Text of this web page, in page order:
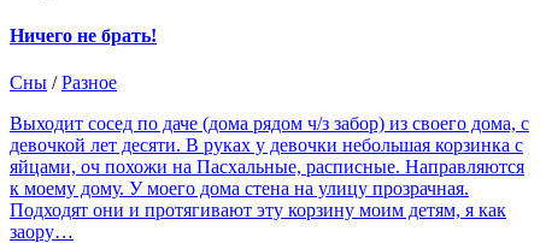
Ничего не брать!
Сны /Разное
Выходит сосед по даче (дома рядом ч/з забор) из своего дома, с
девочкой лет десяти. В руках у девочки небольшая корзинка с
яйцами, оч похожи на Пасхальные, расписные. Направляются
к моему дому. У моего дома стена на улицу прозрачная.
Подходят они и протягивают эту корзину моим детям, я как
заору…